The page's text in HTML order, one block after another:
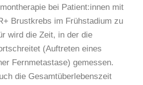
bei Patient:innen mit
Brustkrebs im Frühstadium zu
wird die Zeit, in der die
(Auftreten eines
Fernmetastase) gemessen.
die Gesamtüberlebenszeit